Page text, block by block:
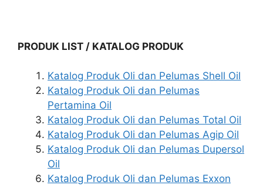
PRODUK LIST / KATALOG PRODUK
Katalog Produk Oli dan Pelumas Shell Oil
Katalog Produk Oli dan Pelumas
Pertamina Oil
Katalog Produk Oli dan Pelumas Total Oil
Katalog Produk Oli dan Pelumas Agip Oil
Katalog Produk Oli dan Pelumas Dupersol
Oil
Katalog Produk Oli dan Pelumas Exxon